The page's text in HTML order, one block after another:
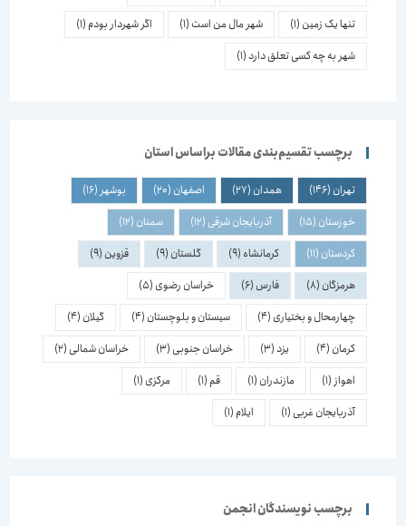
تنها یک زمین(1) شهر مال من است(1) اگر شهردار بودم(1)
شهر به چه کسی تعلق دارد(1)
برچسب تقسیم‌بندی مقالات براساس استان
تهران(146) همدان(27) اصفهان(20) بوشهر(16)
خوزستان(15) آذربایجان شرقی(12) سمنان(12)
کردستان(11) کرمانشاه(9) گلستان(9) قزوین(9)
هرمزگان(8) فارس(6) خراسان رضوی(5)
چهارمحال و بختیاری(4) سیستان و بلوچستان(4) گیلان(4)
کرمان(4)
(3) خراسان جنوبی(3) خراسان شمالی(2)
اهواز(1) مازندران(1)
(1) مرکزی(1)
آذربایجان غربی(1) ایلام(1)
برچسب نویسندگان انجمن